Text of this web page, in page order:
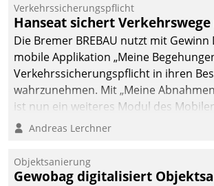
Verkehrssicherungspflicht
Hanseat sichert Verkehrswege
Die Bremer BREBAU nutzt mit
mobile Applikation „Meine
Verkehrssicherungspflicht in ihren
wahrzunehmen. Mit „Meine
ist nun ein weiteres Modul des
Einsatz.
Andreas Lerchner
Objektsanierung
Gewobag digitalisiert